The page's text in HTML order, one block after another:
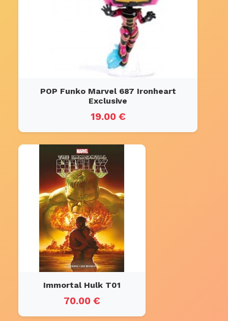
POP Funko Marvel 687 Ironheart
Exclusive
19.00 €
Immortal Hulk T01
70.00 €